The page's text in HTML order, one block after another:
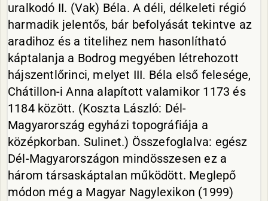
uralkodó II. (Vak) Béla. A déli, délkeleti régió
harmadik jelentős, bár befolyását tekintve az
aradihoz és a titelihez nem hasonlítható
káptalanja a Bodrog megyében létrehozott
hájszentlőrinci, melyet III. Béla első felesége,
Chátillon-i Anna alapított valamikor 1173 és
1184 között. (Koszta László: Dél-
Magyarország egyházi topográfiája a
középkorban. Sulinet.) Összefoglalva: egész
Dél-Magyarországon mindösszesen ez a
három társaskáptalan működött. Meglepő
módon még a Magyar Nagylexikon (1999)